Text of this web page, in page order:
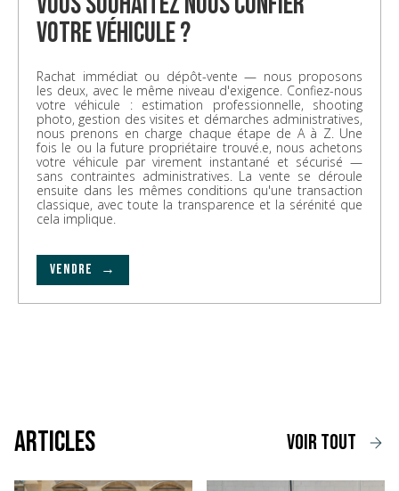
votre véhicule ?
Rachat immédiat ou dépôt-vente — nous proposons
les deux, avec le même niveau d'exigence. Confiez-nous
votre véhicule : estimation professionnelle, shooting
photo, gestion des visites et démarches administratives,
nous prenons en charge chaque étape de A à Z. Une
fois le ou la future propriétaire trouvé.e, nous achetons
votre véhicule par virement instantané et sécurisé —
sans contraintes administratives. La vente se déroule
ensuite dans les mêmes conditions qu'une transaction
classique, avec toute la transparence et la sérénité que
cela implique.
VENDRE →
voir tout
Articles